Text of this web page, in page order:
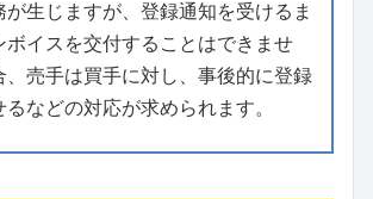
が生じますが、登録通知を受けるま
ボイスを交付することはできませ
、売手は買手に対し、事後的に登録
などの対応が求められます。